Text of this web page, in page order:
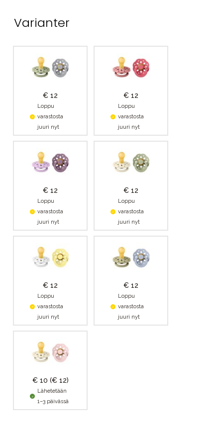
Varianter
€ 12
Loppu
varastosta
juuri nyt
€ 12
Loppu
varastosta
juuri nyt
€ 12
Loppu
varastosta
juuri nyt
€ 12
Loppu
varastosta
juuri nyt
€ 12
Loppu
varastosta
juuri nyt
€ 12
Loppu
varastosta
juuri nyt
€ 10 (€ 12)
Lähetetään
1–3 päivässä